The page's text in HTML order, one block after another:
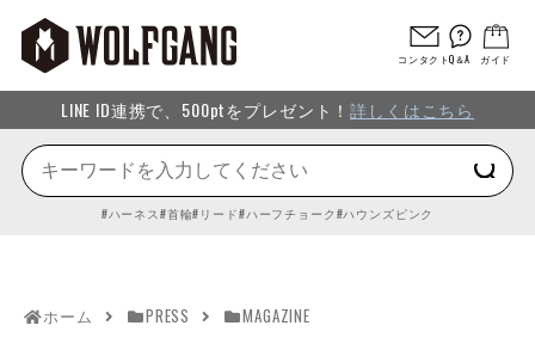
コンタクトQ＆A ガイド
LINE ID連携で、500ptをプレゼント！詳しくはこちら
ハーネス 首輪 リード ハーフチョーク ハウンズピンク
ホーム PRESS MAGAZINE